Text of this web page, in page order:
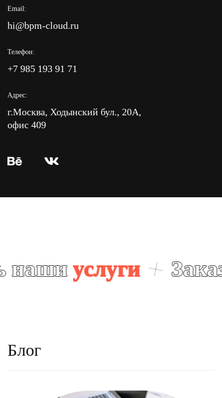
Email:
hi@bpm-cloud.ru
Телефон:
+7 985 193 91 71
Адрес:
г.Москва, Ходынский бул., 20А,
офис 409
услуги Заказать
Блог